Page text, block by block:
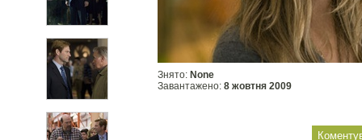
Знято: None
Завантажено: 8 жовтня 2009